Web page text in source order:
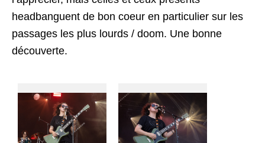
headbanguent de bon coeur en particulier sur les
passages les plus lourds / doom. Une bonne
découverte.